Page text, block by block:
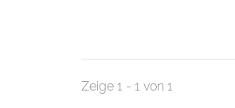
Zeige 1 - 1 von 1